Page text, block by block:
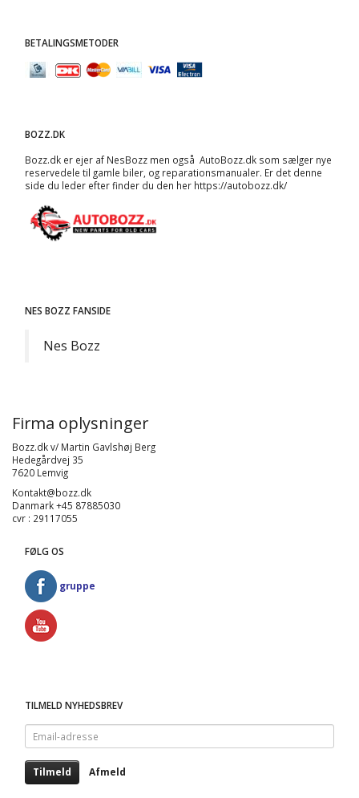
BETALINGSMETODER
BOZZ.DK
Bozz.dk er ejer af NesBozz men også AutoBozz.dk som sælger nye
reservedele til gamle biler, og reparationsmanualer. Er det denne
side du leder efter finder du den her https://autobozz.dk/
NES BOZZ FANSIDE
Nes Bozz
Firma oplysninger
Bozz.dk v/ Martin Gavlshøj Berg
Hedegårdvej 35
7620 Lemvig
Kontakt@bozz.dk
Danmark +45 87885030
cvr : 29117055
FØLG OS
gruppe
TILMELD NYHEDSBREV
Email-
adresse
Tilmeld Afmeld